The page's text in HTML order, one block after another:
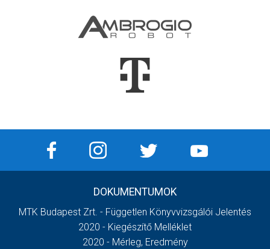
DOKUMENTUMOK
MTK Budapest Zrt. - Független Könyvvizsgálói Jelentés
2020 - Kiegészítő Melléklet
2020 - Mérleg, Eredmény